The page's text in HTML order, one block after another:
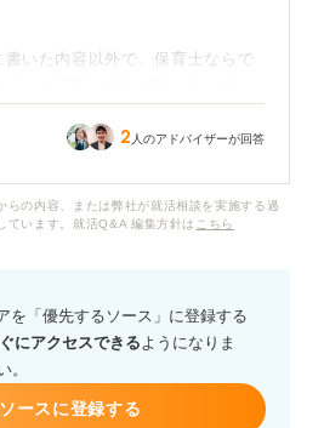
いた内容以外で、保育士ならで
くべき質問があれば知りたいで
育の場面に関する質問はありま
こを最も重視しているのか、そ
質問とその対策、採用担当者が
て具体的なアドバイスをお願い
2 人のアドバイザーが回答
の内容、または弊社が就活相談を実施する過
ています。就活Q&A 編集方針は こちら
を「優先するソース」に登録する
にアクセスできるようになりま
。
ースに登録する